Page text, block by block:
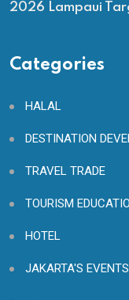
2026 Lampaui
Categories
HALAL
DESTINATION
TRAVEL TRADE
TOURISM
HOTEL
JAKARTA'S EVENTS